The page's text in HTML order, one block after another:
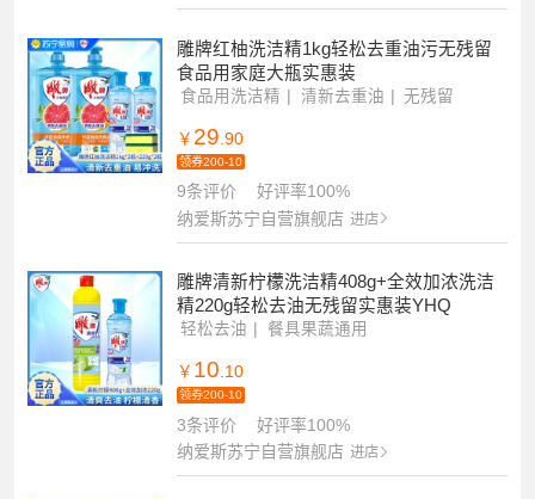
雕牌红柚洗洁精1kg轻松去重油污无残留
食品用家庭大瓶实惠装
食品用洗洁精 清新去重油 无残留
￥ 29 .90
领券200-10
9条评价
好评率100%
纳爱斯苏宁自营旗舰店 进店
雕牌清新柠檬洗洁精408g+全效加浓洗洁
精220g轻松去油无残留实惠装YHQ
轻松去油 餐具果蔬通用
￥ 10.10
领券200-10
3条评价
好评率100%
纳爱斯苏宁自营旗舰店 进店